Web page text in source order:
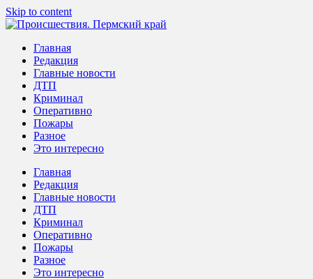
Skip to content
Происшествия. Пермский край
Актуальная информация о текущих событиях в Пермском крае
Главная
Редакция
Главные новости
ДТП
Криминал
Оперативно
Пожары
Разное
Это интересно
Главная
Редакция
Главные новости
ДТП
Криминал
Оперативно
Пожары
Разное
Это интересно